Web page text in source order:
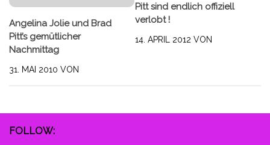
Angelina Jolie und Brad
Pitt’s gemütlicher
Nachmittag
31. MAI 2010 VON
Pitt sind endlich offiziell
verlobt !
14. APRIL 2012 VON
FOLLOW: